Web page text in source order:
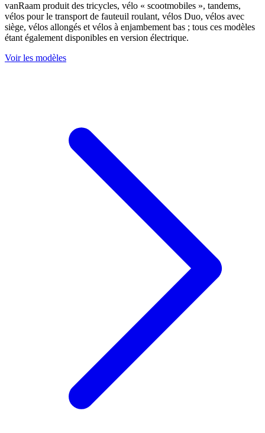
vanRaam produit des tricycles, vélo « scootmobiles », tandems,
vélos pour le transport de fauteuil roulant, vélos Duo, vélos avec
siège, vélos allongés et vélos à enjambement bas ; tous ces modèles
étant également disponibles en version électrique.
Voir les modèles